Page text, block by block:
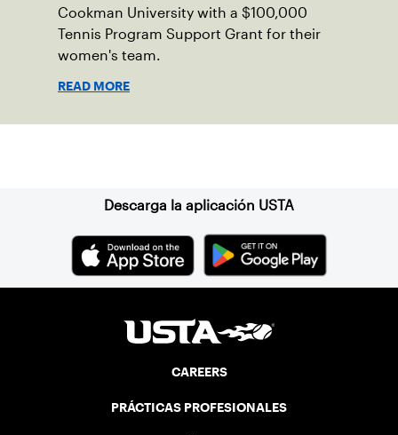
Cookman University with a $100,000
Tennis Program Support Grant for their
women's team.
READ MORE
Descarga la aplicación USTA
CAREERS
PRÁCTICAS PROFESIONALES